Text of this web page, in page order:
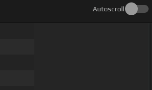
Autoscroll